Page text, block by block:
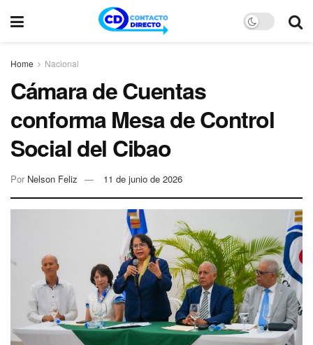
Home Nacional
Cámara de Cuentas
conforma Mesa de Control
Social del Cibao
Por Nelson Feliz 11 de junio de 2026